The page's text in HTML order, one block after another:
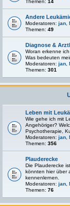
Themen: 14
Andere
Moderatoren: jan
Themen: 49
Diagnose &
Woran erkenne
Was bedeuten
Moderatoren: jan
Themen: 301
Leben mit
Wie gehe ich mit
Angehöriger?
Psychotherapie,
Moderatoren: jan
Themen: 356
Plauderecke
Die Plauderecke
könnten hier über
kennenlernen.
Moderatoren: jan
Themen: 76